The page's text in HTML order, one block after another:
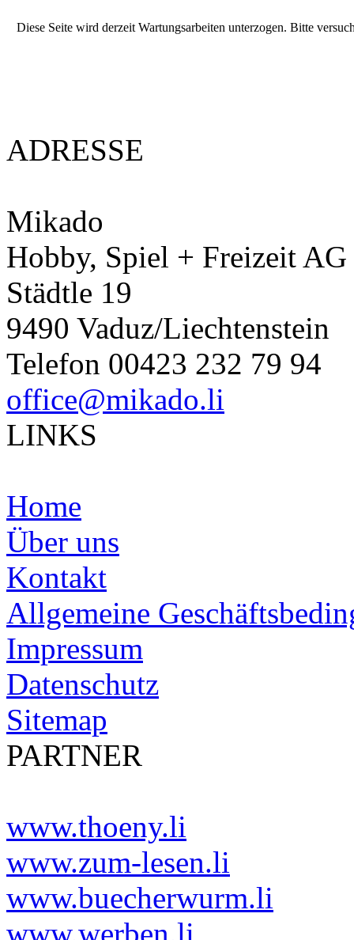
Diese Seite wird derzeit Wartungsarbeiten unterzogen. Bitte
ADRESSE
Mikado
Hobby, Spiel + Freizeit AG
Städtle 19
9490 Vaduz/Liechtenstein
Telefon 00423 232 79 94
office@mikado.li
LINKS
Home
Über uns
Kontakt
Allgemeine
Impressum
Datenschutz
Sitemap
PARTNER
www.thoeny.li
www.zum-lesen.li
www.buecherwurm.li